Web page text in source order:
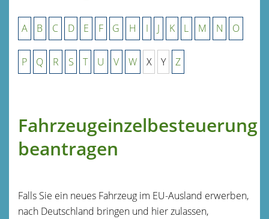
A B C D E F G H I J K L M N O
P Q R S T U V W X Y Z
Fahrzeugeinzelbesteuerung
beantragen
Falls Sie ein neues Fahrzeug im EU-Ausland erwerben,
nach Deutschland bringen und hier zulassen,